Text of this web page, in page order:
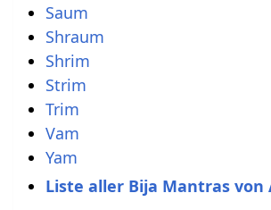
Saum
Shraum
Shrim
Strim
Trim
Vam
Yam
Liste aller Bija Mantras von